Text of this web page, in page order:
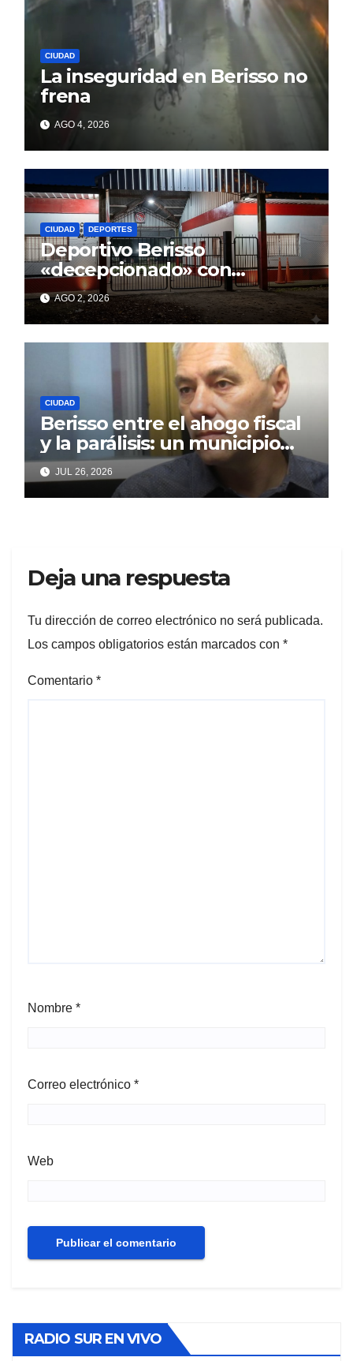
CIUDAD
La inseguridad en Berisso no
frena
AGO 4, 2026
CIUDAD DEPORTES
Deportivo Berisso
«decepcionado» con
Cagliardi y sus promesas
incumplidas
AGO 2, 2026
CIUDAD
Berisso entre el ahogo fiscal
y la parálisis: un municipio
acorralado por la falta de
gestión y el desencanto
vecino
JUL 26, 2026
Deja una respuesta
Tu dirección de correo electrónico no será publicada.
Los campos obligatorios están marcados con *
Comentario *
Nombre *
Correo electrónico *
Web
RADIO SUR EN VIVO